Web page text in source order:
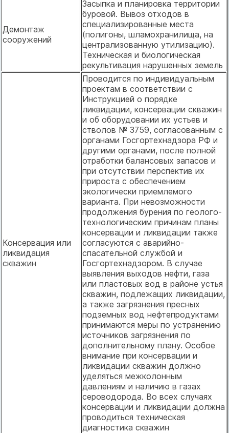
Демонтаж
сооружений
Засыпка и планировка территории
буровой. Вывоз отходов в
специализированные места
(полигоны, шламохранилища, на
централизованную утилизацию).
Техническая и биологическая
рекультивация нарушенных земель
Консервация или
ликвидация
скважин
Проводится по индивидуальным
проектам в соответствии с
Инструкцией о порядке
ликвидации, консервации скважин
и об оборудовании их устьев и
стволов № 3759, согласованным с
органами Госгортехнадзора РФ и
другими органами, после полной
отработки балансовых запасов и
при отсутствии перспектив их
прироста с обеспечением
экологически приемлемого
варианта. При невозможности
продолжения бурения по геолого-
технологическим причинам планы
консервации и ликвидации также
согласуются с аварийно-
спасательной службой и
Госгортехнадзором. В случае
выявления выходов нефти, газа
или пластовых вод в районе устья
скважин, подлежащих ликвидации,
а также загрязнения пресных
подземных вод нефтепродуктами
принимаются меры по устранению
источников загрязнения по
дополнительному плану. Особое
внимание при консервации и
ликвидации скважин должно
уделяться межколонным
давлениям и наличию в газах
сероводорода. Во всех случаях
консервации и ликвидации должна
проводиться техническая
диагностика скважин